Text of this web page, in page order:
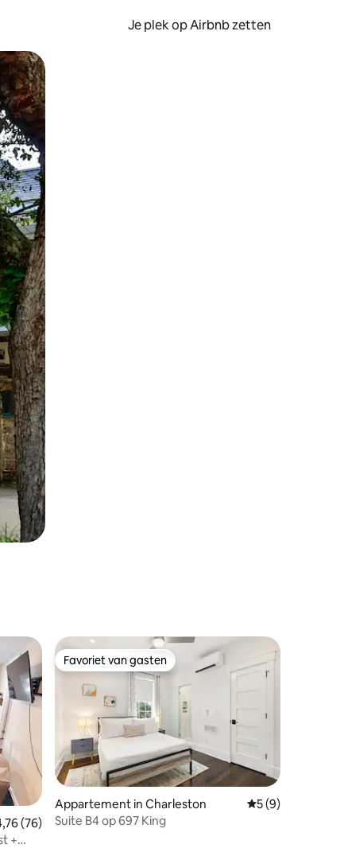
Je plek op Airbnb zetten
swipen.
beoordeling van 4,76 op 5, 76 recensies
(76)
+
Favoriet van gasten
Favoriet van gasten
Appartement in Charleston Gemiddelde
5 (9)
Suite B4 op 697 King